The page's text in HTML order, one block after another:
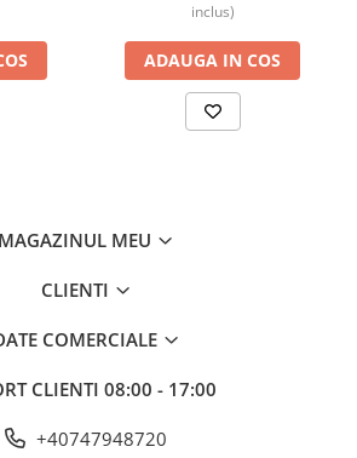
inclus)
ADAUGA IN COS
MAGAZINUL MEU
CLIENTI
COMERCIALE
CLIENTI 08:00 - 17:00
+40747948720